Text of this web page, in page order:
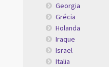
Georgia
Grécia
Holanda
Iraque
Israel
Italia